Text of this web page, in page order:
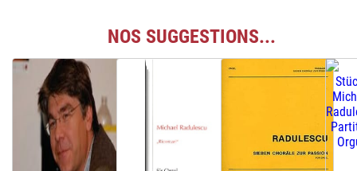
NOS SUGGESTIONS...